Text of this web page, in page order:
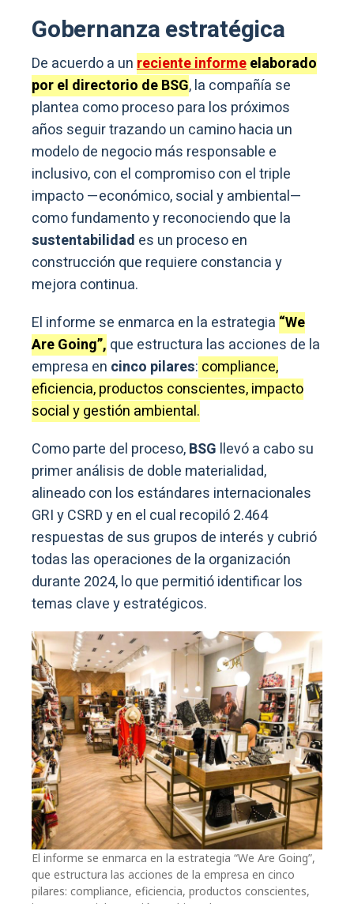
Gobernanza estratégica
De acuerdo a unreciente informeelaborado
por el directorio de BSG, la compañía se
plantea como proceso para los próximos
años seguir trazando un camino hacia un
modelo de negocio más responsable e
inclusivo, con el compromiso con el triple
impacto —económico, social y ambiental—
como fundamento y reconociendo que la
sustentabilidad es un proceso en
construcción que requiere constancia y
mejora continua.
El informe se enmarca en la estrategia “We
Are Going”, que estructura las acciones de la
empresa en cinco pilares: compliance,
eficiencia, productos conscientes, impacto
social y gestión ambiental.
Como parte del proceso,BSG llevó a cabo su
primer análisis de doble materialidad,
alineado con los estándares internacionales
GRI y CSRD y en el cual recopiló 2.464
respuestas de sus grupos de interés y cubrió
todas las operaciones de la organización
durante 2024, lo que permitió identificar los
temas clave y estratégicos.
El informe se enmarca en la estrategia “We Are Going”,
que estructura las acciones de la empresa en cinco
pilares: compliance, eficiencia, productos conscientes,